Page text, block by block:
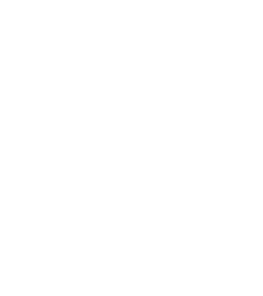
K : LE
EST À